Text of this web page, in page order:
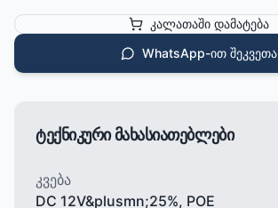
კალათაში დამატება
WhatsApp-ით შეკვეთა
ტექნიკური მახასიათებლები
კვება
DC 12V&plusmn;25%, POE